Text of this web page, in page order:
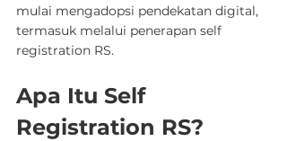
mulai mengadopsi pendekatan digital,
termasuk melalui penerapan self
registration RS.
Apa Itu Self
Registration RS?